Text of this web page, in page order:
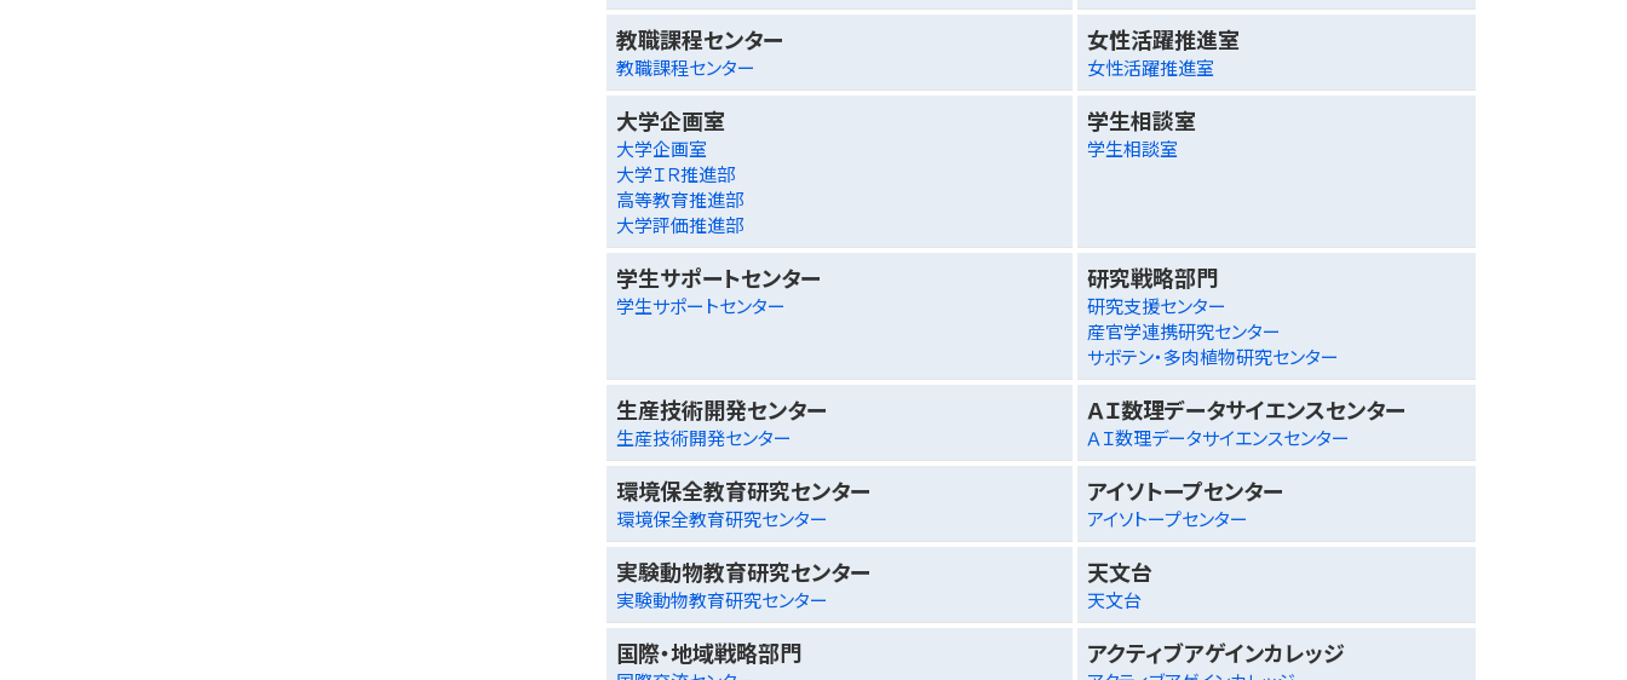
教職課程センター
教職課程センター
女性活躍推進室
女性活躍推進室
大学企画室
大学企画室
大学ＩＲ推進部
高等教育推進部
大学評価推進部
学生相談室
学生相談室
学生サポートセンター
学生サポートセンター
研究戦略部門
研究支援センター
産官学連携研究センター
サボテン・多肉植物研究センター
生産技術開発センター
生産技術開発センター
ＡＩ数理データサイエンスセンター
ＡＩ数理データサイエンスセンター
環境保全教育研究センター
環境保全教育研究センター
アイソトープセンター
アイソトープセンター
実験動物教育研究センター
実験動物教育研究センター
天文台
天文台
国際・地域戦略部門 アクティブアゲインカレッジ